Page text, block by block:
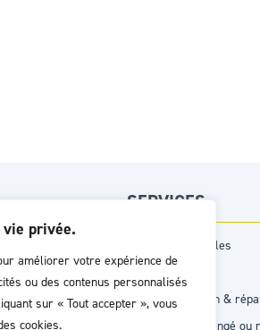
vie privée.
améliorer votre expérience de
ou des contenus personnalisés
sur « Tout accepter », vous
cookies.
SERVICES
Guide des tailles
SAV (entretien &
Satisfait, échangé